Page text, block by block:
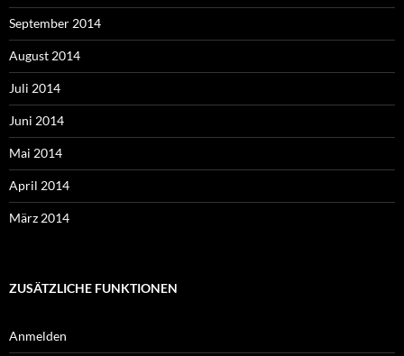
September 2014
August 2014
Juli 2014
Juni 2014
Mai 2014
April 2014
März 2014
ZUSÄTZLICHE FUNKTIONEN
Anmelden